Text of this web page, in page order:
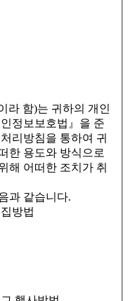
라 함)는 귀하의 개인
정보보호법』을 준
리방침을 통하여 귀
한 용도와 방식으로
해 어떠한 조치가 취
과 같습니다.
방법